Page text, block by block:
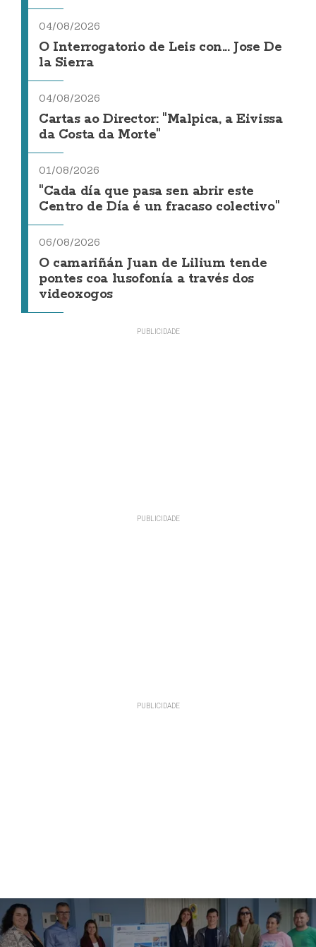
04/08/2026
O Interrogatorio de Leis con... Jose De
la Sierra
04/08/2026
Cartas ao Director: "Malpica, a Eivissa
da Costa da Morte"
01/08/2026
"Cada día que pasa sen abrir este
Centro de Día é un fracaso colectivo"
06/08/2026
O camariñán Juan de Lilium tende
pontes coa lusofonía a través dos
videoxogos